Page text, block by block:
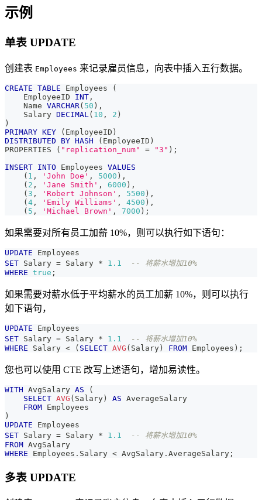
示例
单表 UPDATE
创建表 Employees 来记录雇员信息，向表中插入五行数据。
CREATE TABLE Employees
(
    EmployeeID
INT ,
    Name
VARCHAR( 50 ) ,
    Salary
DECIMAL ( 10 , 2 )
)
PRIMARY KEY ( EmployeeID )
DISTRIBUTED
BY HASH ( EmployeeID )
PROPERTIES
( "replication_num" = "3" ) ;
INSERT INTO Employees VALUES
( 1 , 'John Doe' , 5000 ) ,
( 2 , 'Jane Smith' , 6000 ) ,
( 3 , 'Robert Johnson' , 5500 ) ,
(4 , 'Emily Williams' , 4500 ) ,
( 5 , 'Michael Brown' , 7000 ) ;
如果需要对所有员工加薪 10%，则可以执行如下语句：
UPDATE Employees
SET Salary = Salary * 1.1
-- 将薪水增加10%
WHERE true ;
如果需要对薪水低于平均薪水的员工加薪 10%，则可以执行
如下语句，
UPDATE Employees
SET Salary = Salary * 1.1
-- 将薪水增加10%
WHERE Salary < ( SELECT AVG ( Salary) FROM Employees ) ;
您也可以使用 CTE 改写上述语句，增加易读性。
WITH AvgSalary AS
(
SELECT AVG ( Salary) AS AverageSalary
FROM Employees
)
UPDATE Employees
SET Salary = Salary * 1.1
-- 将薪水增加10%
FROM AvgSalary
WHERE Employees . Salary < AvgSalary . AverageSalary ;
多表 UPDATE